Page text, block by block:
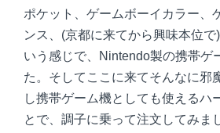
ポケット、ゲームボーイカラー、
ンス、(京都に来てから興味本位
いう感じで、Nintendo製の携帯ゲ
た。そしてここに来てそんなに邪
し携帯ゲーム機としても使えるハ
とで、調子に乗って注文してみま